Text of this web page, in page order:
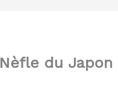
Nèfle du Japon